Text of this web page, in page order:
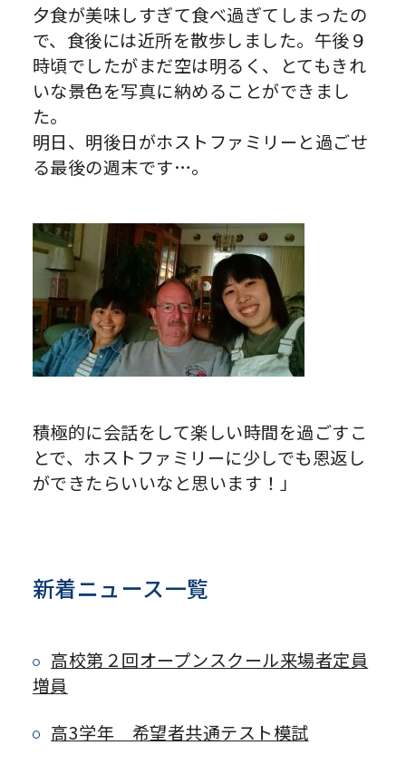
夕食が美味しすぎて食べ過ぎてしまったの
で、食後には近所を散歩しました。午後９
時頃でしたがまだ空は明るく、とてもきれ
いな景色を写真に納めることができまし
た。
明日、明後日がホストファミリーと過ごせ
る最後の週末です…。
積極的に会話をして楽しい時間を過ごすこ
とで、ホストファミリーに少しでも恩返し
ができたらいいなと思います！」
新着ニュース一覧
高校第２回オープンスクール来場者定員
増員
高3学年 希望者共通テスト模試